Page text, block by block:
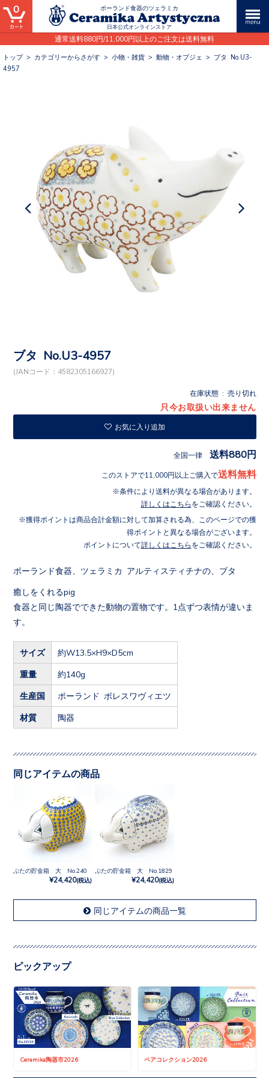
ポーランド食器のツェラミカ
日本公式オンラインストア
通常送料880円/11,000円以上のご注文は送料無料
0
トップ> カテゴリーからさがす > 小物・雑貨 > 動物・オブジェ > ブタ No.U3-
4957
ブタ No.U3-4957
(JANコード：4582305166927)
在庫状態 : 売り切れ
只今お取扱い出来ません
お気に入り追加
全国一律 送料880円
このストアで11,000円以上ご購入で送料無料
条件により送料が異なる場合があります。
詳しくはこちら をご確認ください。
獲得ポイントは商品合計金額に対して加算される為、このページでの獲
得ポイントと異なる場合がございます。
ポイントについて詳しくはこちら をご確認ください。
ポーランド食器、ツェラミカ アルティスティチナの、ブタ
癒しをくれるpig
食器と同じ陶器でできた動物の置物です。1点ずつ表情が違いま
す。
サイズ 約W13.5×H9×D5cm
重量 約140g
生産国 ポーランド ボレスワヴィエツ
材質 陶器
同じアイテムの商品
ぶたの貯金箱 大 No.240
¥24,420(税込)
ぶたの貯金箱 大 No.1829
¥24,420(税込)
同じアイテムの商品一覧
ピックアップ
Ceramika陶器市2026 ペアコレクション2026